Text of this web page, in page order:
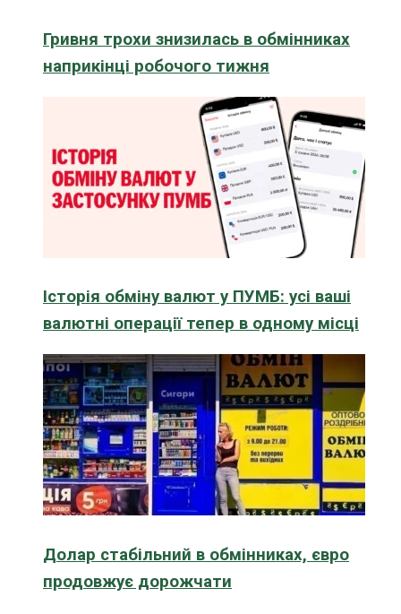
Гривня трохи знизилась в обмінниках
наприкінці робочого тижня
Історія обміну валют у ПУМБ: усі ваші
валютні операції тепер в одному місці
Долар стабільний в обмінниках, євро
продовжує дорожчати